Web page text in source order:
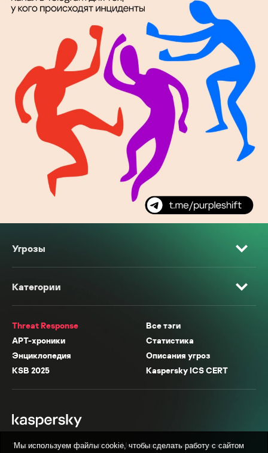
Угрозы
Категории
Threat Response
Все тэги
APT-хроники
Статистика
Энциклопедия
Описания угроз
KSB 2025
Kaspersky ICS CERT
* Facebook, Instagram, WhatsApp, Meta AI принадлежат компании Meta,
Мы используем файлы cookie, чтобы сделать работу с сайтом